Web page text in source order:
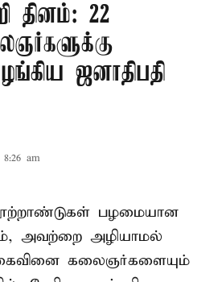
தினம்: 22
ஜனாதிபதி
am
பழமையான
அவற்றை அழியாமல்
கைவினை கலைஞர்களையும்